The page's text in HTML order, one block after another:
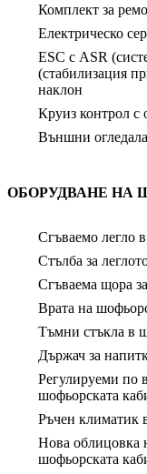
Комплект за
Електрическо
ESC с ASR
(стабилизация
наклон
Круиз контрол с
Външни
ОБОРУДВАНЕ НА
Сгъваемо легло
Стълба за
Сгъваема щора
Врата на
Тъмни стъкла в
Държач за
Регулируеми по
шофьорската
Ръчен климатик
Нова облицовка
шофьорската